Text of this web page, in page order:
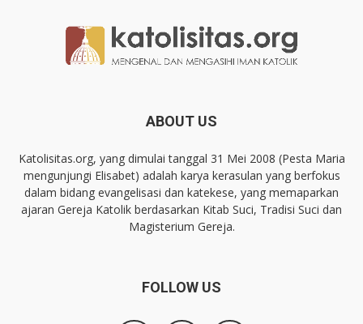
ABOUT US
Katolisitas.org, yang dimulai tanggal 31 Mei 2008 (Pesta Maria
mengunjungi Elisabet) adalah karya kerasulan yang berfokus
dalam bidang evangelisasi dan katekese, yang memaparkan
ajaran Gereja Katolik berdasarkan Kitab Suci, Tradisi Suci dan
Magisterium Gereja.
FOLLOW US